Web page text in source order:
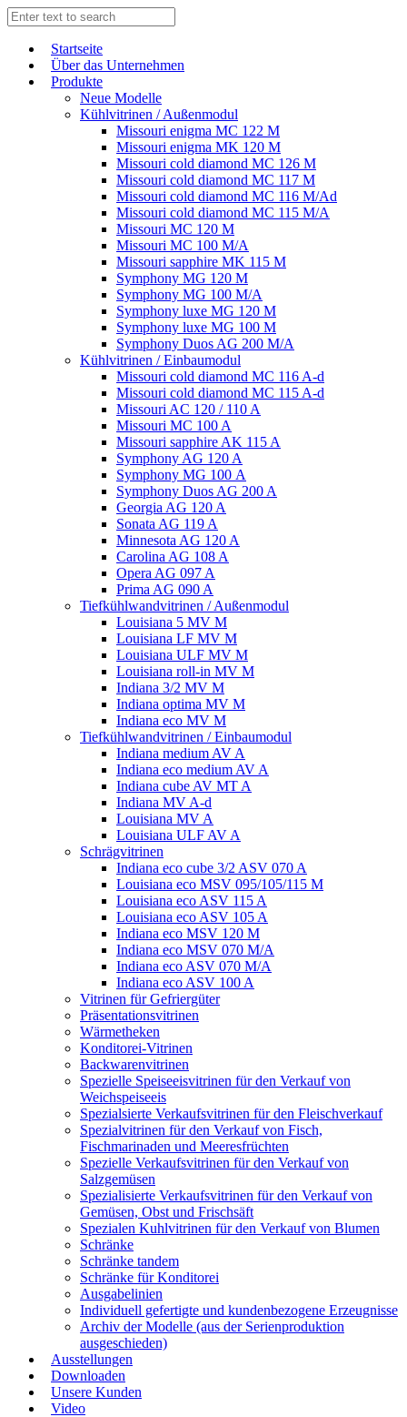
Start­sei­te
Über das Unternehmen
Produkte
Neue Modelle
Kühlvitrinen / Außenmodul
Missouri enigma MC 122 M
Missouri enigma MK 120 M
Missouri cold diamond MC 126 M
Missouri cold diamond MC 117 M
Missouri cold diamond MC 116 M/Ad
Missouri cold diamond MC 115 M/A
Missouri MC 120 M
Missouri MC 100 M/A
Missouri sapphire MK 115 M
Symphony MG 120 M
Symphony MG 100 M/А
Symphony luxe MG 120 M
Symphony luxe MG 100 M
Symphony Duos AG 200 M/A
Kühlvitrinen / Einbaumodul
Missouri cold diamond MC 116 A-d
Missouri cold diamond MC 115 A-d
Missouri AC 120 / 110 A
Missouri MC 100 A
Missouri sapphire AK 115 A
Symphony AG 120 A
Symphony MG 100 А
Symphony Duos AG 200 A
Georgia AG 120 A
Sonata AG 119 A
Minnesota AG 120 A
Carolina AG 108 A
Opera AG 097 A
Prima AG 090 A
Tiefkühlwandvitrinen / Außenmodul
Louisiana 5 MV M
Louisiana LF MV M
Louisiana ULF MV M
Louisiana roll-in MV M
Indiana 3/2 MV M
Indiana optima MV M
Indiana eco MV M
Tiefkühlwandvitrinen / Einbaumodul
Indiana medium AV A
Indiana eco medium AV A
Indiana cube AV MT A
Indiana MV A-d
Louisiana MV A
Louisiana ULF AV A
Schrägvitrinen
Indiana eco cube 3/2 ASV 070 A
Louisiana eco MSV 095/105/115 M
Louisiana eco ASV 115 A
Louisiana eco ASV 105 A
Indiana eco MSV 120 M
Indiana eco MSV 070 M/A
Indiana eco ASV 070 M/A
Indiana eco ASV 100 A
Vitrinen für Gefriergüter
Präsentationsvitrinen
Wärmetheken
Konditorei-Vitrinen
Backwarenvitrinen
Spezielle Speiseeisvitrinen für den Verkauf von
Weichspeiseeis
Spezialsierte Verkaufsvitrinen für den Fleischverkauf
Spezialvitrinen für den Verkauf von Fisch,
Fischmarinaden und Meeresfrüchten
Spezielle Verkaufsvitrinen für den Verkauf von
Salzgemüsen
Spezialisierte Verkaufsvitrinen für den Verkauf von
Gemüsen, Obst und Frischsäft
Spezialen Kuhlvitrinen für den Verkauf von Blumen
Schränke
Schränke tandem
Schränke für Konditorei
Ausgabelinien
Individuell gefertigte und kundenbezogene Erzeugnisse
Archiv der Modelle (aus der Serienproduktion
ausgeschieden)
Ausstellungen
Downloaden
Unsere Kunden
Video